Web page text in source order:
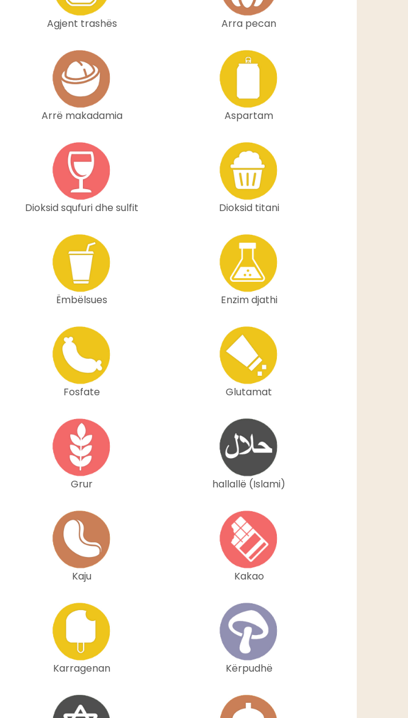
Agjent trashës Arra pecan
Arrë makadamia Aspartam
Dioksid squfuri dhe sulfit Dioksid titani
Ëmbëlsues Enzim djathi
Fosfate Glutamat
Grur hallallë (Islami)
Kaju Kakao
Karragenan Kërpudhë